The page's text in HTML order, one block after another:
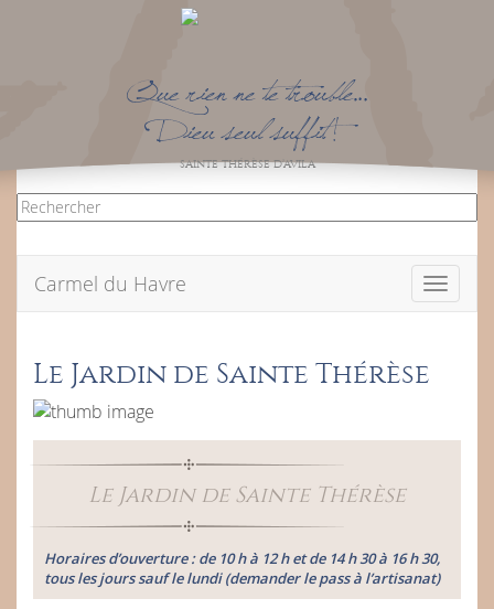
Que rien ne te trouble…
Dieu seul suffit !
SAINTE THÉRÈSE D’AVILA
Toggle
Carmel du Havre
Le Jardin de Sainte Thérèse
Le Jardin de Sainte Thérèse
Horaires d’ouverture : de 10 h à 12 h et de 14 h 30 à 16 h 30,
tous les jours sauf le lundi (demander le pass à l’artisanat)